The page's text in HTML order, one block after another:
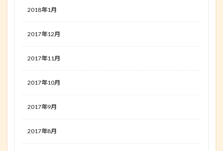
2018年1月
2017年12月
2017年11月
2017年10月
2017年9月
2017年8月